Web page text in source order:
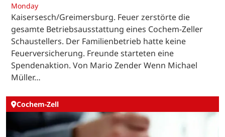
Monday
Kaisersesch/Greimersburg. Feuer zerstörte die
gesamte Betriebsausstattung eines Cochem-Zeller
Schaustellers. Der Familienbetrieb hatte keine
Feuerversicherung. Freunde starteten eine
Spendenaktion. Von Mario Zender Wenn Michael
Müller…
Cochem-Zell